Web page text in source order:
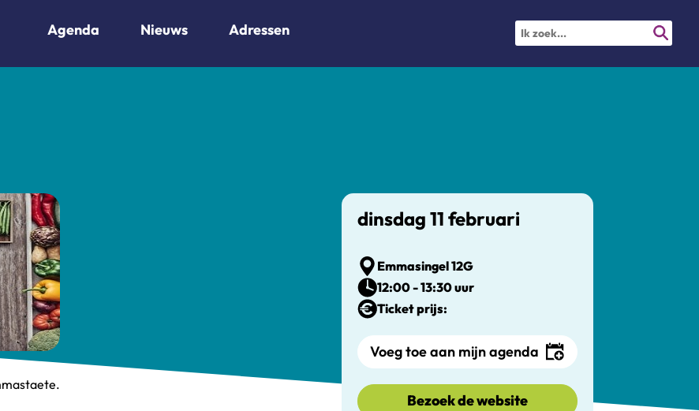
Agenda Nieuws Adressen
dinsdag 11 februari
Emmasingel 12G
12:00 - 13:30 uur
Ticket prijs:
Voeg toe aan mijn agenda
Bezoek de website